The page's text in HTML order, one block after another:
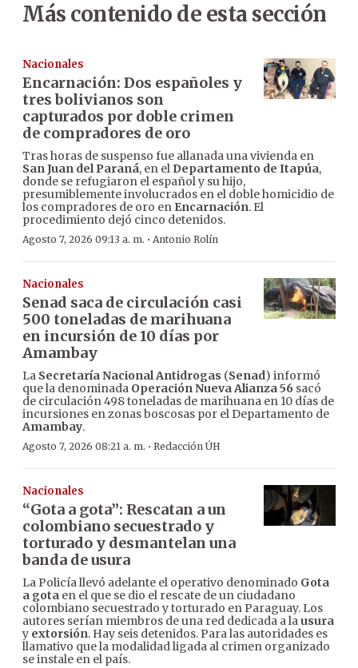
Más contenido de esta sección
Nacionales
Encarnación: Dos españoles y
tres bolivianos son
capturados por doble crimen
de compradores de oro
Tras horas de suspenso fue allanada una vivienda en
San Juan del Paraná, en el Departamento de Itapúa,
donde se refugiaron el español y su hijo,
presumiblemente involucrados en el doble homicidio de
los compradores de oro en Encarnación. El
procedimiento dejó cinco detenidos.
Agosto 7, 2026 09:13 a. m. · Antonio Rolín
Nacionales
Senad saca de circulación casi
500 toneladas de marihuana
en incursión de 10 días por
Amambay
La Secretaría Nacional Antidrogas (Senad) informó
que la denominada Operación Nueva Alianza 56 sacó
de circulación 498 toneladas de marihuana en 10 días de
incursiones en zonas boscosas por el Departamento de
Amambay.
Agosto 7, 2026 08:21 a. m. · Redacción ÚH
Nacionales
“Gota a gota”: Rescatan a un
colombiano secuestrado y
torturado y desmantelan una
banda de usura
La Policía llevó adelante el operativo denominado Gota
a gota en el que se dio el rescate de un ciudadano
colombiano secuestrado y torturado en Paraguay. Los
autores serían miembros de una red dedicada a lausura
y extorsión. Hay seis detenidos. Para las autoridades es
llamativo que la modalidad ligada al crimen organizado
se instale en el país.